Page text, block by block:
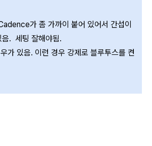
가 좀 가까이 붙어 있어서 간섭이
음. 세팅 잘해야됨.
가 있음. 이런 경우 강제로 블루투스를 켠